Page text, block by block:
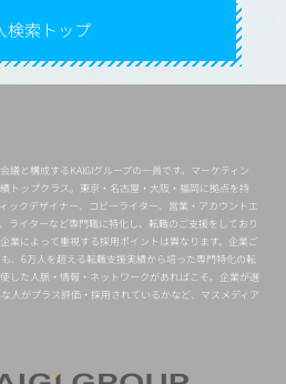
検索トップ
議と構成するKAIGIグループの一員です。マーケティン
トップクラス。東京・名古屋・大阪・福岡に拠点を持
ックデザイナー、コピーライター、営業・アカウントエ
ライターなど専門職に特化し、転職のご支援をしており
業によって重視する採用ポイントは異なります。企業ご
、6万人を超える転職支援実績から培った専門特化の転
した人脈・情報・ネットワークがあればこそ。企業が選
人がプラス評価・採用されているかなど、マスメディア